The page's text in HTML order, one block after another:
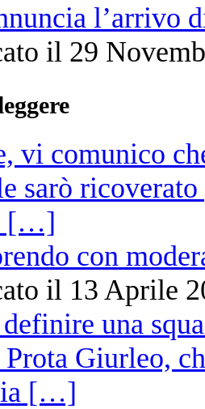
l’arrivo
il 29
con
il 13 Aprile